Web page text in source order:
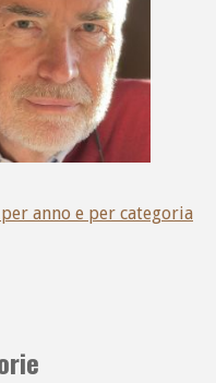
per anno e per categoria